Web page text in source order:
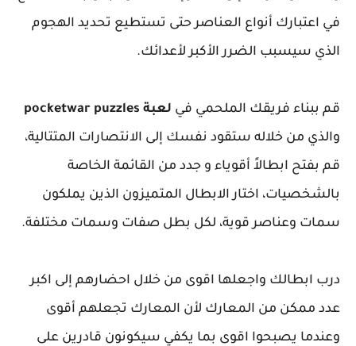
في اعتبارك أنواع العناصر حتى تستطيع تحديد الهجوم
الذي سيسبب الضرر الأكبر لأعدائك.
قم ببناء فريقك الملحمي في لعبة pocketwar puzzles
والذي من خلاله ستقود نفسك إلى الانتصارات المتتالية،
قم بفتح ابطالاً أقوياء و جدد من القائمة الخاصة
بالشخصيات، اختار الابطال المتميزون الذين يملكون
سمات وعناصر قوية، لكل بطل صفات وسمات مختلفة.
درب ابطالك واجعلها اقوى من خلال احضارهم إلى اكبر
عدد ممكن من المعارك لأن المعارك تجعلهم أقوى
وعندما يصبحوا اقوى بما يكفي سيكونون قادرين على